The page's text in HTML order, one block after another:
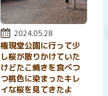
投稿日:
2024.05.28
権現堂公園に行って少
し桜が散りかけていた
けどたこ焼きを食べつ
つ桃色に染まったキレ
イな桜を見てきたよ